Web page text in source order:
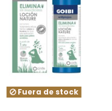
Fuera de stock